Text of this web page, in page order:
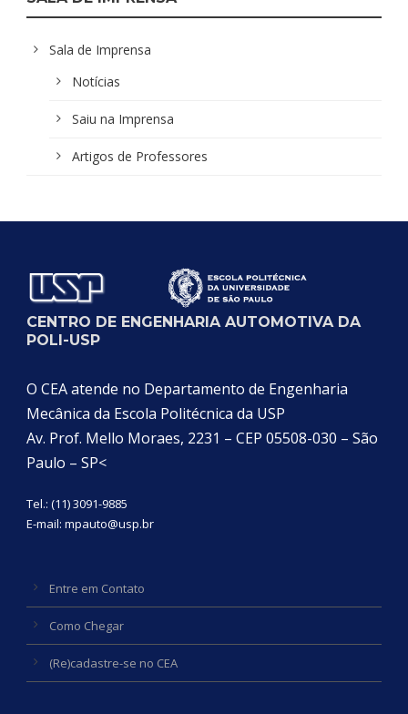
Sala de Imprensa
Notícias
Saiu na Imprensa
Artigos de Professores
CENTRO DE ENGENHARIA AUTOMOTIVA DA
POLI-USP
O CEA atende no Departamento de Engenharia
Mecânica da Escola Politécnica da USP
Av. Prof. Mello Moraes, 2231 – CEP 05508-030 – São
Paulo – SP<
Tel.: (11) 3091-9885
E-mail: mpauto@usp.br
Entre em Contato
Como Chegar
(Re)cadastre-se no CEA